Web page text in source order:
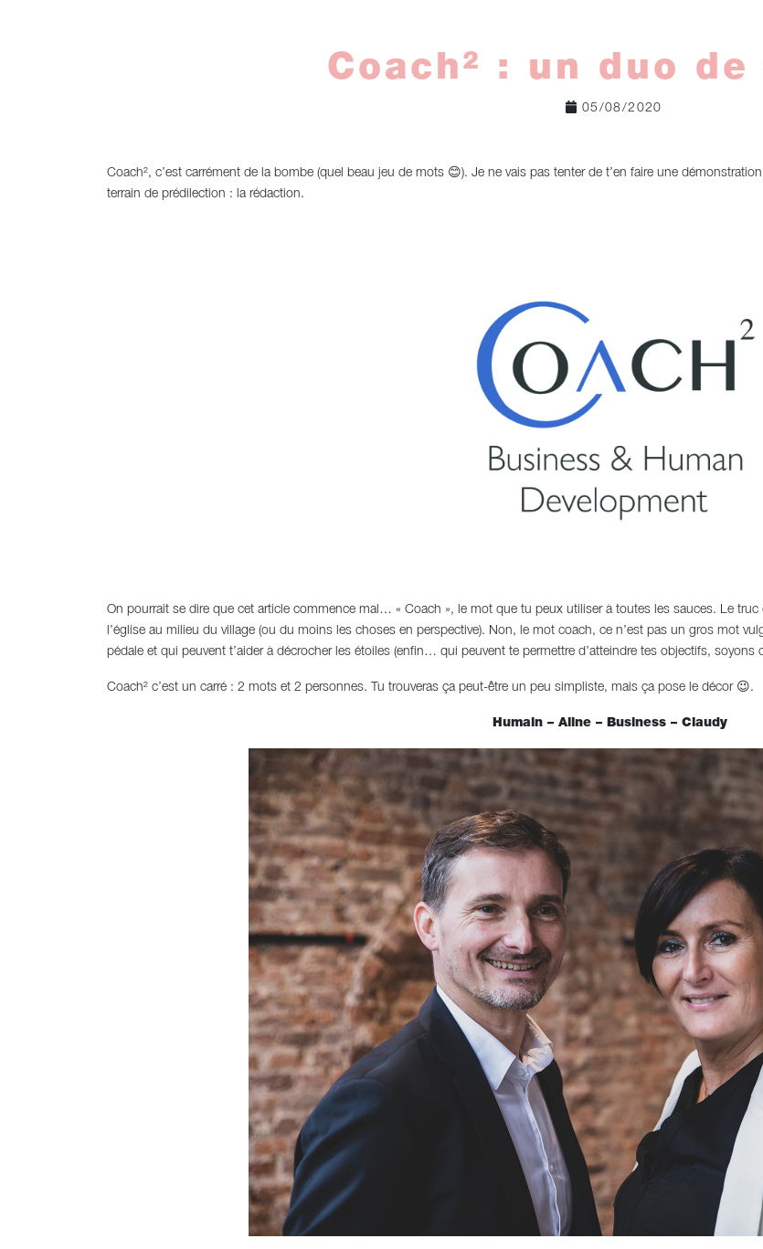
Coach² : un duo de
05/08/2020
Coach², c’est carrément de la bombe (quel beau jeu de mots 😊). Je ne vais pas tenter de t’en faire une
terrain de prédilection : la rédaction.
On pourrait se dire que cet article commence mal… « Coach », le mot que tu peux utiliser à toutes les sauces. Le
l’église au milieu du village (ou du moins les choses en perspective). Non, le mot coach, ce n’est pas un gros mot
pédale et qui peuvent t’aider à décrocher les étoiles (enfin… qui peuvent te permettre d’atteindre tes objectifs, soyons
Coach² c’est un carré : 2 mots et 2 personnes. Tu trouveras ça peut-être un peu simpliste, mais ça pose le décor 😉.
Humain – Aline – Business – Claudy